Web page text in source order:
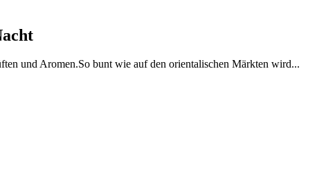
und Aromen.So bunt wie auf den orientalischen Märkten wird...